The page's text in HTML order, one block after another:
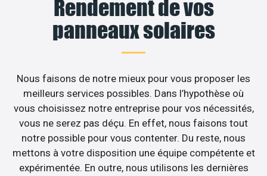
Rendement de vos
panneaux solaires
Nous faisons de notre mieux pour vous proposer les
meilleurs services possibles. Dans l’hypothèse où
vous choisissez notre entreprise pour vos nécessités,
vous ne serez pas déçu. En effet, nous faisons tout
notre possible pour vous contenter. Du reste, nous
mettons à votre disposition une équipe compétente et
expérimentée. En outre, nous utilisons les dernières